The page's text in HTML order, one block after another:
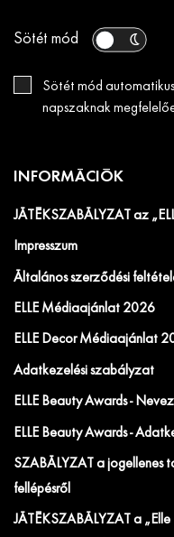
Sötét mód
Sötét mód
napszaknak
INFORMÁCIÓK
JÁTÉKSZABÁLYZAT az
Impresszum
Általános szerződési
ELLE Médiaajánlat 2026
ELLE Decor Médiaajánlat
Adatkezelési szabályzat
ELLE Beauty Awards -
ELLE Beauty Awards -
SZABÁLYZAT a jogellenes
fellépésről
JÁTÉKSZABÁLYZAT a